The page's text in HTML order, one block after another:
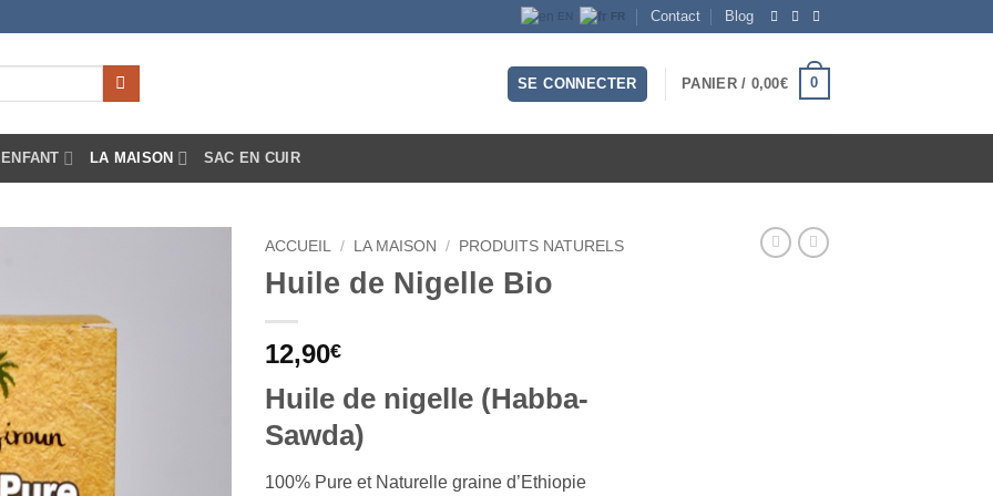
EN FR Contact Blog
SE CONNECTER PANIER / 0,00€ 0
ENFANT LA MAISON SAC EN CUIR
ACCUEIL / LA MAISON / PRODUITS NATURELS
Huile de Nigelle Bio
12,90€
Huile de nigelle (Habba-
Sawda)
100% Pure et Naturelle graine d’Ethiopie